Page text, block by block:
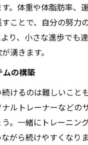
。体重や体脂肪率、
ことで、自分の努力
り、小さな進歩でも
湧きます。
ムの構築
けるのは難しいこと
ルトレーナーなどの
。一緒にトレーニン
がら続けやすくなり